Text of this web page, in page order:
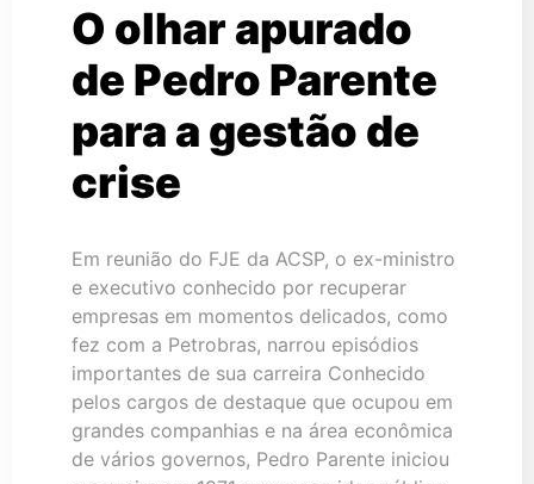
O olhar apurado
de Pedro Parente
para a gestão de
crise
Em reunião do FJE da ACSP, o ex-ministro
e executivo conhecido por recuperar
empresas em momentos delicados, como
fez com a Petrobras, narrou episódios
importantes de sua carreira Conhecido
pelos cargos de destaque que ocupou em
grandes companhias e na área econômica
de vários governos, Pedro Parente iniciou